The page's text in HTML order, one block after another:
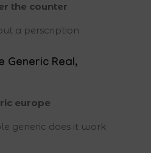
the counter
a perscription
Generic Real,
europe
generic does it work